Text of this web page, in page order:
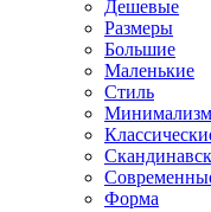
Дешевые
Размеры
Большие
Маленькие
Стиль
Минимализм
Форма